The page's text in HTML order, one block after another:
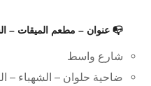
📭 عنوان – مطعم الميقات –
شارع واسط
ضاحية حلوان – الشهباء –